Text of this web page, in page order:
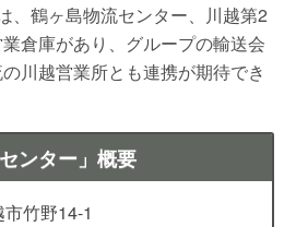
、鶴ヶ島物流センター、川越第2
倉庫があり、グループの輸送会
川越営業所とも連携が期待でき
ンター」概要
竹野14-1